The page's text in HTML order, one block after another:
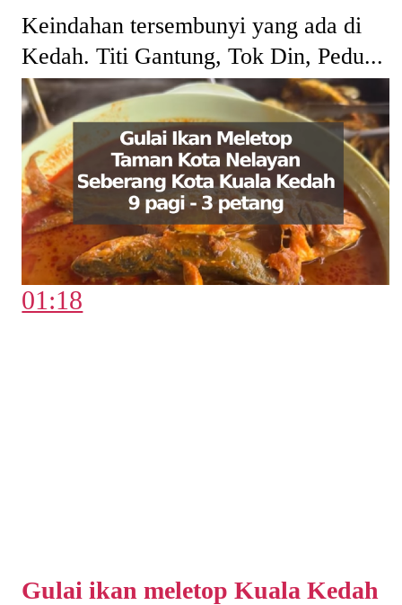
Keindahan tersembunyi yang ada di
Kedah. Titi Gantung, Tok Din, Pedu...
01:18
Gulai ikan meletop Kuala Kedah